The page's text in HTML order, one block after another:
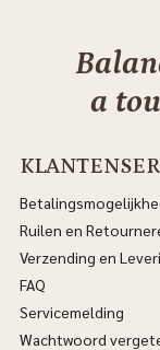
a
Ruilen en
Verzending en
FAQ
Servicemelding
Wachtwoord